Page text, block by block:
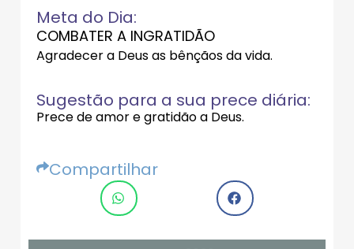
Meta do Dia:
COMBATER A INGRATIDÃO
Agradecer a Deus as bênçãos da vida.
Sugestão para a sua prece diária:
Prece de amor e gratidão a Deus.
Compartilhar